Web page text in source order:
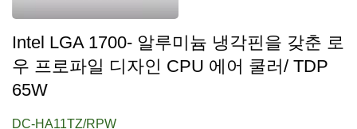
Intel LGA 1700- 알루미늄 냉각핀을 갖춘 로
우 프로파일 디자인 CPU 에어 쿨러/ TDP
65W
DC-HA11TZ/RPW